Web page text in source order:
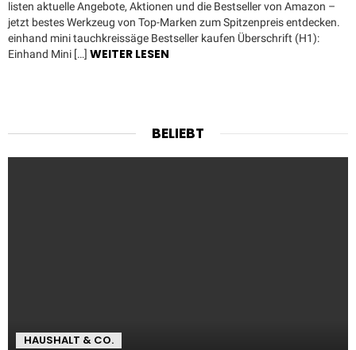
listen aktuelle Angebote, Aktionen und die Bestseller von Amazon –
jetzt bestes Werkzeug von Top-Marken zum Spitzenpreis entdecken.
einhand mini tauchkreissäge Bestseller kaufen Überschrift (H1):
Einhand Mini […] WEITER LESEN
BELIEBT
HAUSHALT & CO.